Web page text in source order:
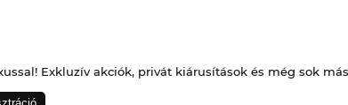
Exkluzív akciók, privát kiárusítások és még sok